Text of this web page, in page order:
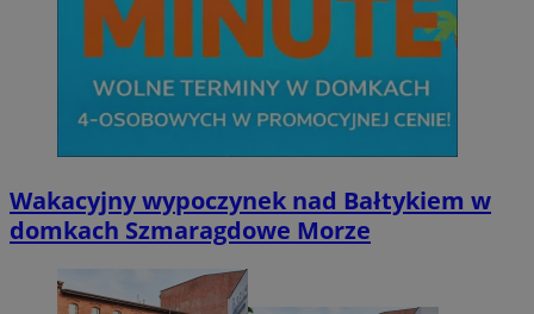
Wakacyjny wypoczynek nad Bałtykiem w
domkach Szmaragdowe Morze